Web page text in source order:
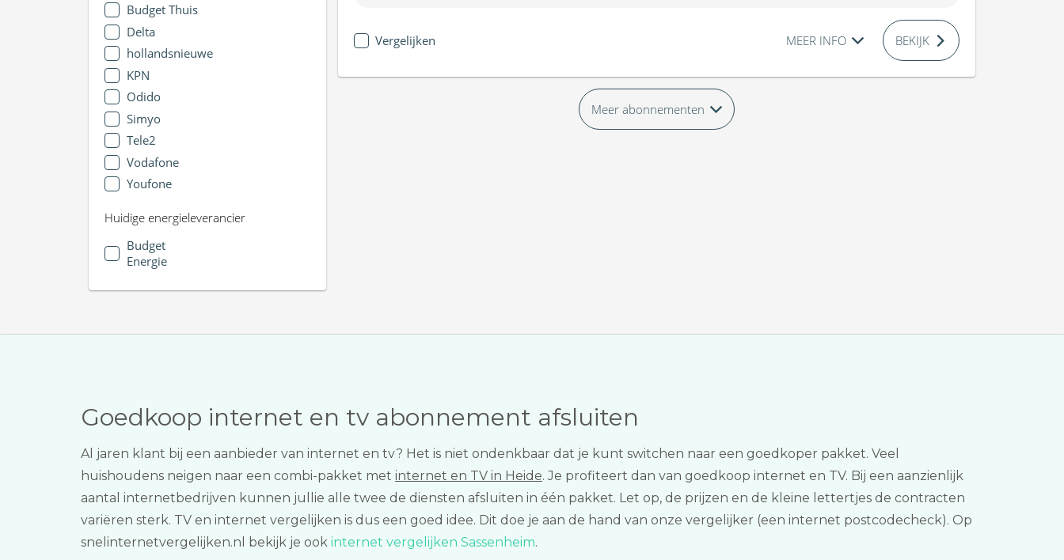
Budget Thuis
Delta
hollandsnieuwe
KPN
Odido
Simyo
Tele2
Vodafone
Youfone
Huidige energieleverancier
Budget
Energie
Vergelijken MEER INFO BEKIJK
Meer abonnementen
Goedkoop internet en tv abonnement afsluiten
Al jaren klant bij een aanbieder van internet en tv? Het is niet ondenkbaar dat je kunt switchen naar een goedkoper pakket. Veel
huishoudens neigen naar een combi-pakket met internet en TV in Heide. Je profiteert dan van goedkoop internet en TV. Bij een aanzienlijk
aantal internetbedrijven kunnen jullie alle twee de diensten afsluiten in één pakket. Let op, de prijzen en de kleine lettertjes de contracten
variëren sterk. TV en internet vergelijken is dus een goed idee. Dit doe je aan de hand van onze vergelijker (een internet postcodecheck). Op
snelinternetvergelijken.nl bekijk je ook internet vergelijken Sassenheim.